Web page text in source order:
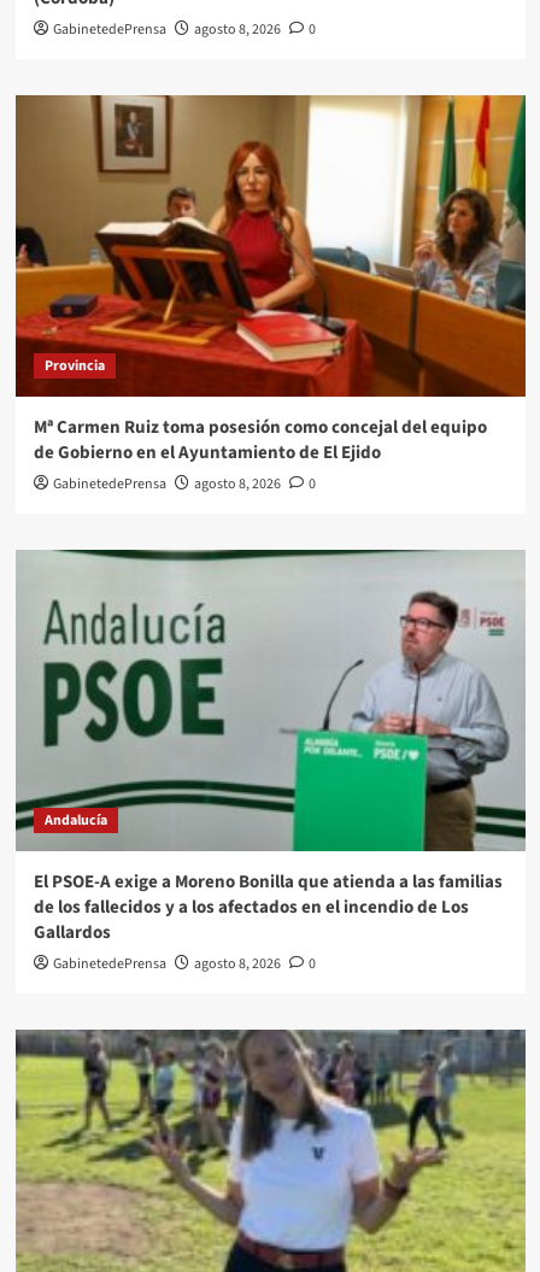
GabinetedePrensa agosto 8, 2026 0
Provincia
Mª Carmen Ruiz toma posesión como concejal del equipo
de Gobierno en el Ayuntamiento de El Ejido
GabinetedePrensa agosto 8, 2026 0
Andalucía
El PSOE-A exige a Moreno Bonilla que atienda a las familias
de los fallecidos y a los afectados en el incendio de Los
Gallardos
GabinetedePrensa agosto 8, 2026 0